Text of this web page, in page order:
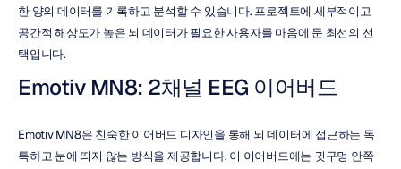
한 양의 데이터를 기록하고 분석할 수 있습니다. 프로젝트에 세부적이고
공간적 해상도가 높은 뇌 데이터가 필요한 사용자를 마음에 둔 최선의 선
택입니다.
Emotiv MN8: 2채널 EEG 이어버드
Emotiv MN8은 친숙한 이어버드 디자인을 통해 뇌 데이터에 접근하는 독
특하고 눈에 띄지 않는 방식을 제공합니다. 이 이어버드에는 귓구멍 안쪽